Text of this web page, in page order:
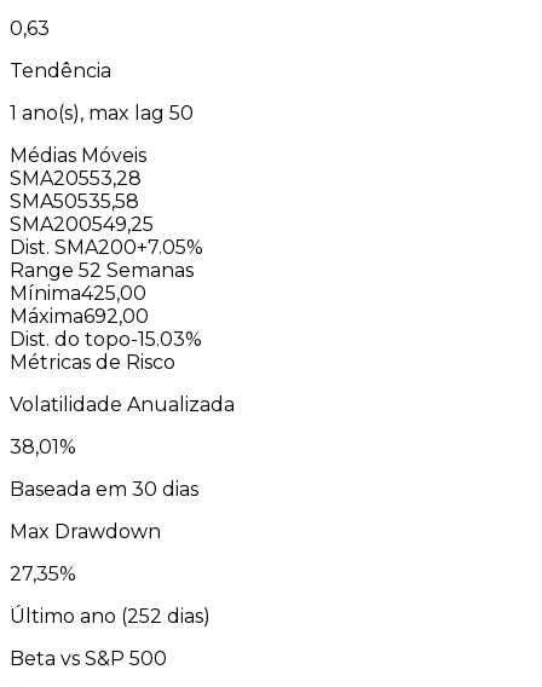
0,63
Tendência
1 ano(s), max lag 50
Médias Móveis
SMA20553,28
SMA50535,58
SMA200549,25
Dist. SMA200+7.05%
Range 52 Semanas
Mínima425,00
Máxima692,00
Dist. do topo-15.03%
Métricas de Risco
Volatilidade Anualizada
38,01%
Baseada em 30 dias
Max Drawdown
27,35%
Último ano (252 dias)
Beta vs S&P 500